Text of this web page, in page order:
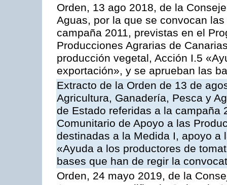
Orden, 13 ago 2018, de la
Aguas, por la que se convocan
campaña 2011, previstas en el
Producciones Agrarias de
producción vegetal, Acción I.5
exportación», y se aprueban las
Extracto de la Orden de 13 de
Agricultura, Ganadería, Pesca y
de Estado referidas a la campaña
Comunitario de Apoyo a las
destinadas a la Medida I, apoyo a
«Ayuda a los productores de
bases que han de regir la
Orden, 24 mayo 2019, de la